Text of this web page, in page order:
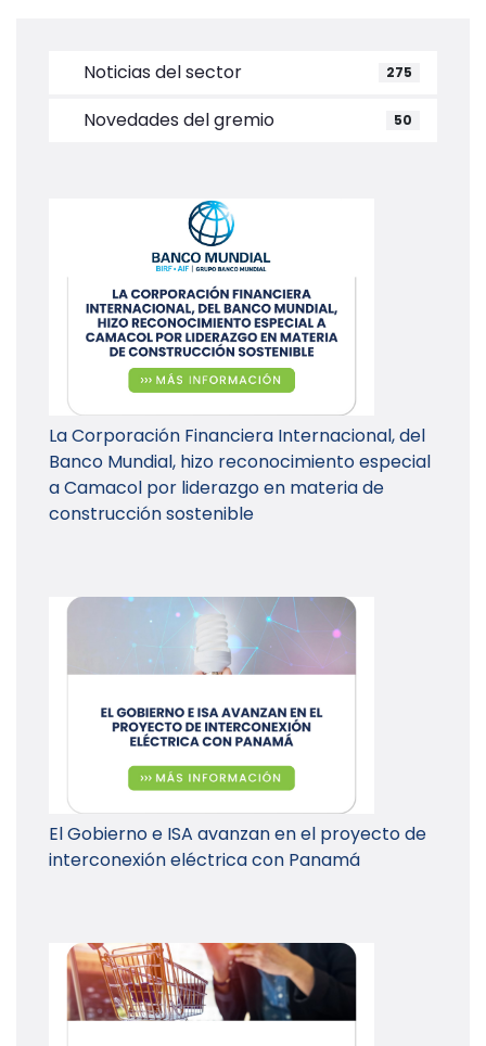
Noticias del sector 275
Novedades del gremio 50
La Corporación Financiera Internacional, del
Banco Mundial, hizo reconocimiento especial
a Camacol por liderazgo en materia de
construcción sostenible
El Gobierno e ISA avanzan en el proyecto de
interconexión eléctrica con Panamá